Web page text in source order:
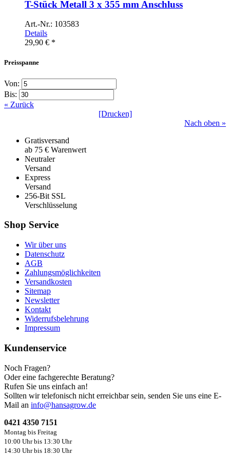
T-Stück Metall 3 x 355 mm Anschluss
Art.-Nr.: 103583
Details
29,90 € *
Preisspanne
Von:
Bis:
« Zurück
[Drucken]
Nach oben »
Gratisversand
ab 75 € Warenwert
Neutraler
Versand
Express
Versand
256-Bit SSL
Verschlüsselung
Shop Service
Wir über uns
Datenschutz
AGB
Zahlungsmöglichkeiten
Versandkosten
Sitemap
Newsletter
Kontakt
Widerrufsbelehrung
Impressum
Kundenservice
Noch Fragen?
Oder eine fachgerechte Beratung?
Rufen Sie uns einfach an!
Sollten wir telefonisch nicht erreichbar sein, senden Sie uns eine E-
Mail an info@hansagrow.de
0421 4350 7151
Montag bis Freitag
10:00 Uhr bis 13:30 Uhr
14:30 Uhr bis 18:30 Uhr